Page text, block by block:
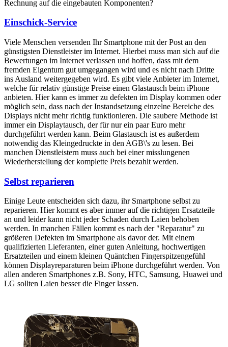
Rechnung auf die eingebauten Komponenten?
Einschick-Service
Viele Menschen versenden Ihr Smartphone mit der Post an den
günstigsten Dienstleister im Internet. Hierbei muss man sich auf die
Bewertungen im Internet verlassen und hoffen, dass mit dem
fremden Eigentum gut umgegangen wird und es nicht nach Dritte
ins Ausland weitergegeben wird. Es gibt viele Anbieter im Internet,
welche für relativ günstige Preise einen Glastausch beim iPhone
anbieten. Hier kann es immer zu defekten im Display kommen oder
möglich sein, dass nach der Instandsetzung einzelne Bereiche des
Displays nicht mehr richtig funktionieren. Die saubere Methode ist
immer ein Displaytausch, der für nur ein paar Euro mehr
durchgeführt werden kann. Beim Glastausch ist es außerdem
notwendig das Kleingedruckte in den AGB\'s zu lesen. Bei
manchen Dienstleistern muss auch bei einer misslungenen
Wiederherstellung der komplette Preis bezahlt werden.
Selbst reparieren
Einige Leute entscheiden sich dazu, ihr Smartphone selbst zu
reparieren. Hier kommt es aber immer auf die richtigen Ersatzteile
an und leider kann nicht jeder Schaden durch Laien behoben
werden. In manchen Fällen kommt es nach der "Reparatur" zu
größeren Defekten im Smartphone als davor der. Mit einem
qualifizierten Lieferanten, einer guten Anleitung, hochwertigen
Ersatzteilen und einem kleinen Quäntchen Fingerspitzengefühl
können Displayreparaturen beim iPhone durchgeführt werden. Von
allen anderen Smartphones z.B. Sony, HTC, Samsung, Huawei und
LG sollten Laien besser die Finger lassen.